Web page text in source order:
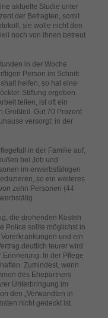
aktuelle Studie unter
der Befragten, somit
sie wolle nicht den
noch von ihnen betreut
in der Woche
Person im Schnitt
helfen, so hat eine
Stiftung ergeben.
teilen, ist oft ein
Großteil. Gut 70 Prozent
versorgt: in der
in der Familie auf,
bei Job und
im erwerbsfähigen
so ein weiteres
zehn Personen (44
die drohenden Kosten
Police sollte möglichst in
und ein
deutlich teurer wird
Erinnerung: In der Pflege
Zumindest, wenn
des Ehepartners
Unterbringung im
den „Verwandten in
nicht gedeckt ist.
zu verbessern.
werden (z. B. IP-
und Inhalte oder
Informationen über die
Cookies. Sie
geben oder sich
so nur bestimmte
Speichern
akzeptieren
Funktionen und sind für
Plattformen werden
Medien akzeptiert
manuellen Einwilligung